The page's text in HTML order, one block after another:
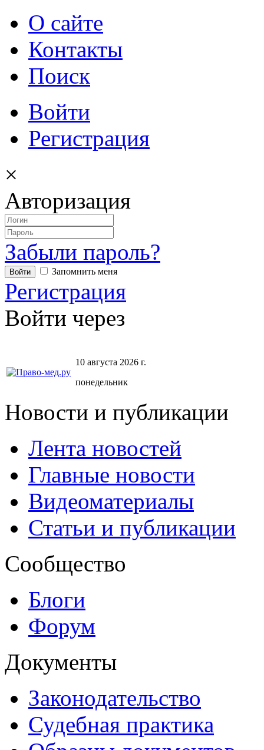
О сайте
Контакты
Поиск
Войти
Регистрация
×
Авторизация
Забыли пароль?
Запомнить меня
Регистрация
Войти через
10 августа 2026 г.
понедельник
Новости и публикации
Лента новостей
Главные новости
Видеоматериалы
Статьи и публикации
Сообщество
Блоги
Форум
Документы
Законодательство
Судебная практика